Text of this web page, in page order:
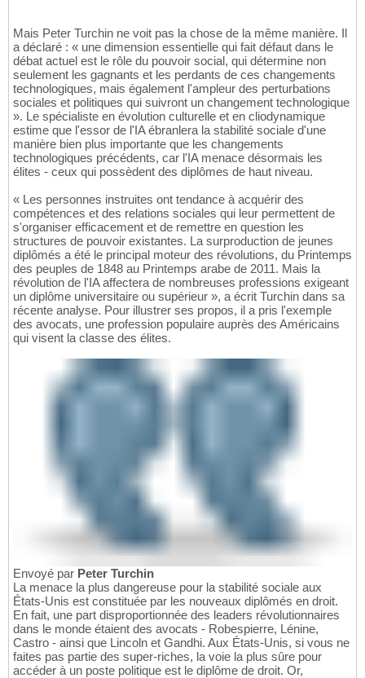
Mais Peter Turchin ne voit pas la chose de la même manière. Il
a déclaré : « une dimension essentielle qui fait défaut dans le
débat actuel est le rôle du pouvoir social, qui détermine non
seulement les gagnants et les perdants de ces changements
technologiques, mais également l'ampleur des perturbations
sociales et politiques qui suivront un changement technologique
». Le spécialiste en évolution culturelle et en cliodynamique
estime que l'essor de l'IA ébranlera la stabilité sociale d'une
manière bien plus importante que les changements
technologiques précédents, car l'IA menace désormais les
élites - ceux qui possèdent des diplômes de haut niveau.
« Les personnes instruites ont tendance à acquérir des
compétences et des relations sociales qui leur permettent de
s'organiser efficacement et de remettre en question les
structures de pouvoir existantes. La surproduction de jeunes
diplômés a été le principal moteur des révolutions, du Printemps
des peuples de 1848 au Printemps arabe de 2011. Mais la
révolution de l'IA affectera de nombreuses professions exigeant
un diplôme universitaire ou supérieur », a écrit Turchin dans sa
récente analyse. Pour illustrer ses propos, il a pris l'exemple
des avocats, une profession populaire auprès des Américains
qui visent la classe des élites.
Envoyé par Peter Turchin
La menace la plus dangereuse pour la stabilité sociale aux
États-Unis est constituée par les nouveaux diplômés en droit.
En fait, une part disproportionnée des leaders révolutionnaires
dans le monde étaient des avocats - Robespierre, Lénine,
Castro - ainsi que Lincoln et Gandhi. Aux États-Unis, si vous ne
faites pas partie des super-riches, la voie la plus sûre pour
accéder à un poste politique est le diplôme de droit. Or,